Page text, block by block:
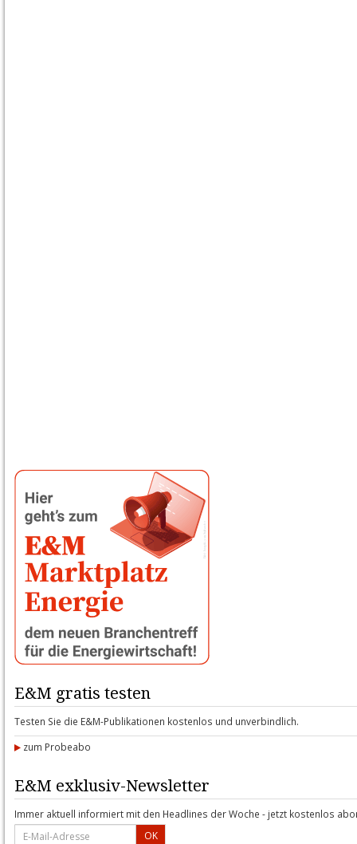
E&M gratis testen
Testen Sie die E&M-Publikationen kostenlos und unverbindlich.
zum Probeabo
E&M exklusiv-Newsletter
Immer aktuell informiert mit den Headlines der Woche - jetzt kostenlos
OK